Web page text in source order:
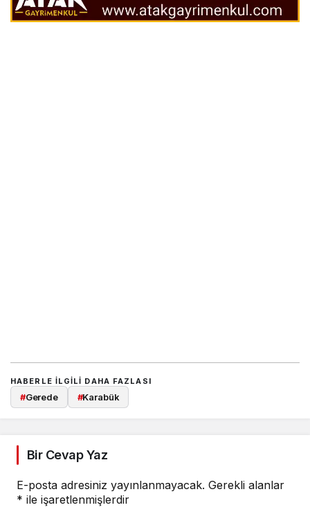
HABERLE ILGILI DAHA FAZLASI
#Gerede #Karabük
Bir Cevap Yaz
E-posta adresiniz yayınlanmayacak. Gerekli alanlar
* ile işaretlenmişlerdir